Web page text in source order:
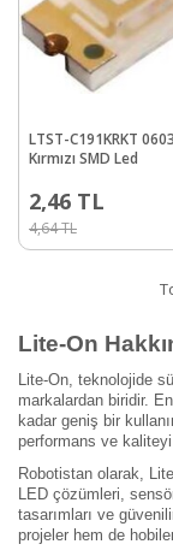
LTST-C191KRKT
Kırmızı SMD Led
4,64TL
2,46 TL
Lite-On
Lite-On, teknolojide
markalardan biridir.
kadar geniş bir
performans ve
Robotistan olarak,
LED çözümleri,
tasarımları ve
projeler hem de